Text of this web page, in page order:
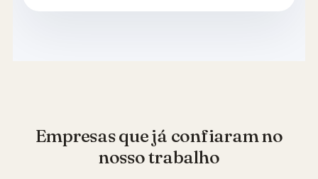
Empresas que já confiaram no
nosso trabalho